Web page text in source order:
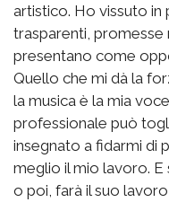
artistico. Ho vissuto in
trasparenti, promesse
presentano come
Quello che mi dà la
la musica è la mia
professionale può
insegnato a fidarmi di
meglio il mio lavoro. E
o poi, farà il suo